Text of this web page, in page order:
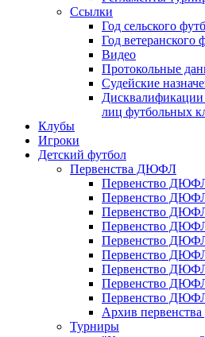
Ссылки
Год сельского
Год ветеранского
Видео
Протокольные
Судейские
лиц футбольных
Клубы
Игроки
Детский футбол
Первенства ДЮФЛ
Первенство
Первенство
Первенство
Первенство
Первенство
Первенство
Первенство
Первенство
Первенство
Архив
Турниры